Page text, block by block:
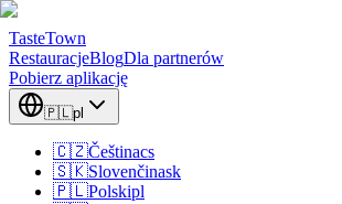
TasteTown
RestauracjeBlogDla partnerów
Pobierz aplikację
🇵🇱pl
🇨🇿Češtinacs
🇸🇰Slovenčinask
🇵🇱Polskipl